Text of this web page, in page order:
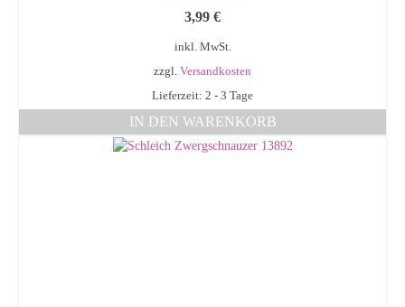
3,99 €
inkl. MwSt.
zzgl. Versandkosten
Lieferzeit: 2 - 3 Tage
IN DEN WARENKORB